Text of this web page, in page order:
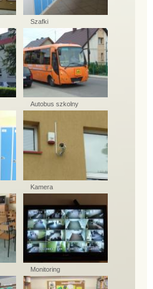
Szafki
Autobus szkolny
Kamera
Monitoring